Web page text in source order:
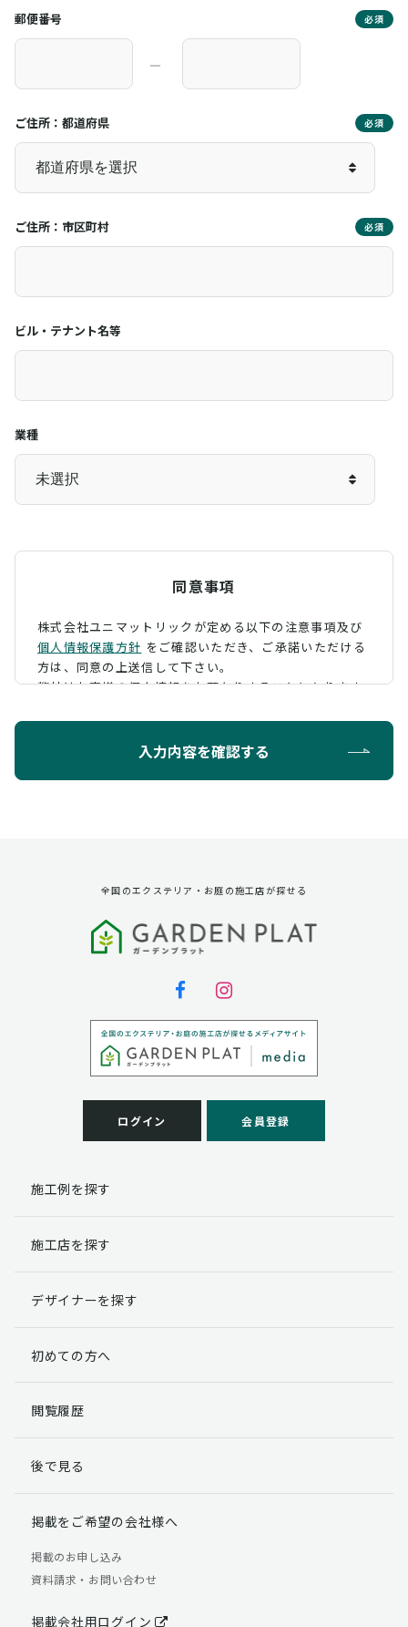
郵便番号 必須
―
ご住所：都道府県 必須
ご住所：市区町村 必須
ビル・テナント名等
業種
同意事項
株式会社ユニマットリックが定める以下の注意事項及び
個人情報保護方針 をご確認いただき、 ご承諾いただける
方は、同意の上送信して下さい。
弊社はお客様の個人情報をお預かりすることになります
ように定め、保護に努めております。
第三者への提供
弊社は法律で定められている場合を除いて、お客様の個
個人情報の取扱い業務の委託
弊社は事業運営上、お客様により良いサービスを提供す
るために業務の一部を外部に委託しており、業務委託先
客様には、貴殿の個人情報の利用目的の通知、開示、訂
理・機密保持などによりお客様の個人情報の漏洩防止に
個人情報提出の任意性
す。
らかじめご了承ください。
個人情報の開示請求について
る権利があります。
「個人情報の取り扱いについて」
【お問合せ先】 個人情報問合せ窓口
TEL：03-5411-7891（平日9:00 ～ 18:00）
入力内容を確認する
全国のエクステリア・お庭の施工店が探せる
ログイン 会員登録
施工例を探す
施工店を探す
デザイナーを探す
初めての方へ
閲覧履歴
後で見る
掲載をご希望の会社様へ
掲載のお申し込み
資料請求・お問い合わせ
掲載会社用ログイン